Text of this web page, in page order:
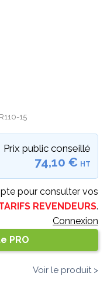
15
Prix public conseillé
74,10 € HT
pour consulter vos
REVENDEURS.
Connexion
PRO
Voir le produit >